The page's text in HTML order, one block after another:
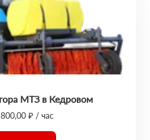
МТЗ в Кедровом
₽ / час